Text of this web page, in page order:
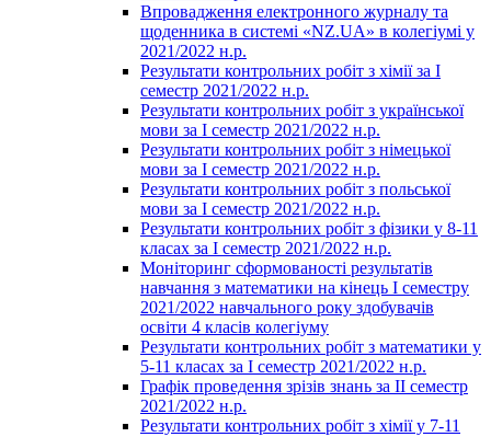
Впровадження електронного журналу та
щоденника в системі «NZ.UA» в колегіумі у
2021/2022 н.р.
Результати контрольних робіт з хімії за І
семестр 2021/2022 н.р.
Результати контрольних робіт з української
мови за І семестр 2021/2022 н.р.
Результати контрольних робіт з німецької
мови за І семестр 2021/2022 н.р.
Результати контрольних робіт з польської
мови за І семестр 2021/2022 н.р.
Результати контрольних робіт з фізики у 8-11
класах за І семестр 2021/2022 н.р.
Моніторинг сформованості результатів
навчання з математики на кінець І семестру
2021/2022 навчального року здобувачів
освіти 4 класів колегіуму
Результати контрольних робіт з математики у
5-11 класах за І семестр 2021/2022 н.р.
Графік проведення зрізів знань за ІІ семестр
2021/2022 н.р.
Результати контрольних робіт з хімії у 7-11